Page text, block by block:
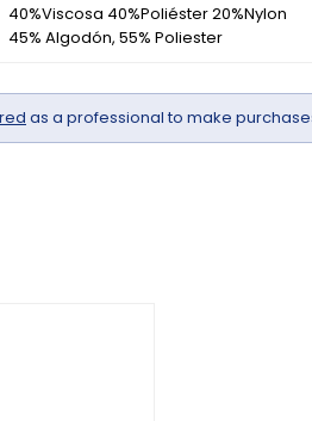
40%Viscosa 40%Poliéster 20%Nylon
45% Algodón, 55% Poliester
as a professional to make